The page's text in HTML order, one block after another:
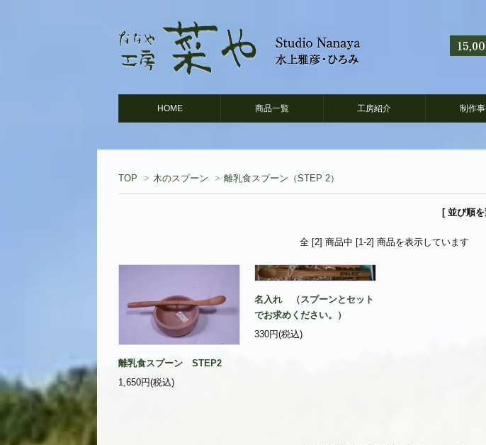
HOME 商品一覧 工房紹介 制作事
TOP > 木のスプーン > 離乳食スプーン（STEP 2）
[ 並び順
全 [2] 商品中 [1-2] 商品を表示しています
離乳食スプーン STEP2
1,650円(税込)
名入れ （スプーンとセット
でお求めください。）
330円(税込)